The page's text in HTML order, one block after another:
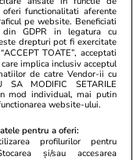
16:49
functionalitati aferente
pe website. Beneficiati
GDPR in legatura cu
drepturi pot fi exercitate
TOATE”, acceptati
implica inclusiv acceptul
de catre Vendor-ii cu
MODIFIC SETARILE
mod individual, mai putin
website-ului.
pentru a oferi:
profilurilor pentru
și/sau accesarea